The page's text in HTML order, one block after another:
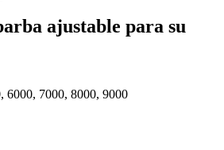
ajustable para su
6000, 7000, 8000, 9000